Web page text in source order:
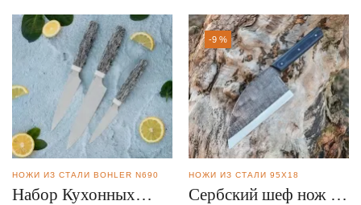
НОЖИ ИЗ СТАЛИ BOHLER N690
Набор Кухонных
-9 %
НОЖИ ИЗ СТАЛИ 95Х18
Сербский шеф нож из